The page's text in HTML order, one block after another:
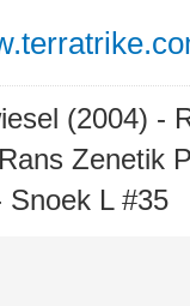
(2004) -
Zenetik
Snoek L #35